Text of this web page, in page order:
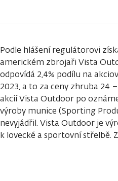
Podle hlášení regulátorovi
americkém zbrojaři Vista
odpovídá 2,4% podílu na
2023, a to za ceny zhruba 24
akcií Vista Outdoor po
výroby munice (Sporting
nevyjádřil. Vista Outdoor je
k lovecké a sportovní